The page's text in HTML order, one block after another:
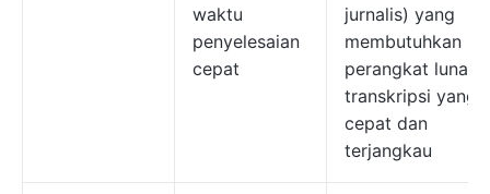
waktu
penyelesaian
cepat
jurnalis) yang
membutuhkan
perangkat lunak
transkripsi yang
cepat dan
terjangkau